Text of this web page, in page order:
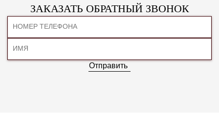
ЗАКАЗАТЬ ОБРАТНЫЙ ЗВОНОК
Отправить